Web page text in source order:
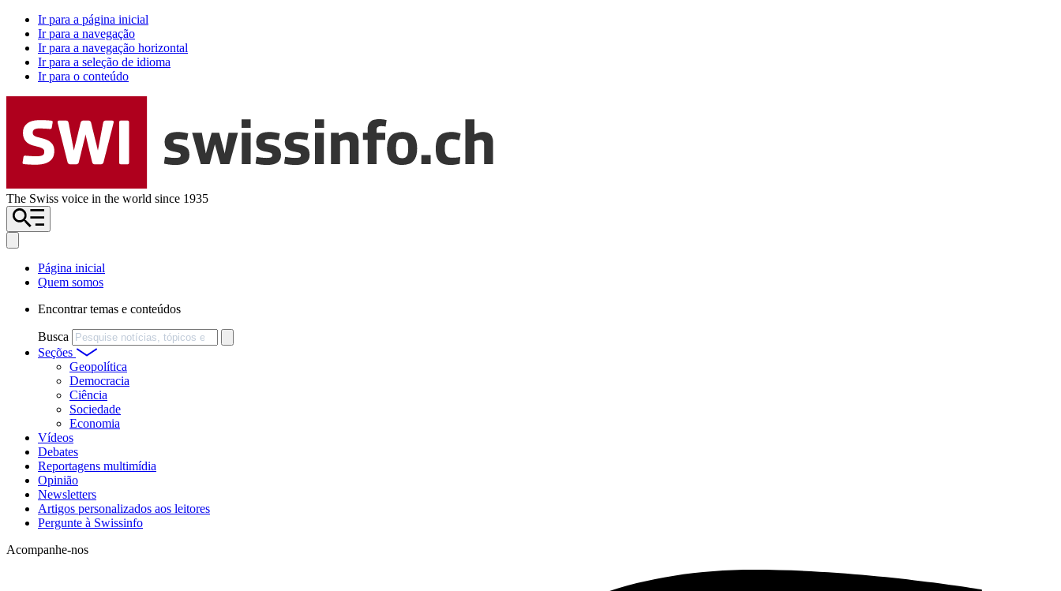
Ir para a página inicial
Ir para a navegação
Ir para a navegação horizontal
Ir para a seleção de idioma
Ir para o conteúdo
The Swiss voice in the world since 1935
Página inicial
Quem somos
Encontrar temas e conteúdos
Busca
Seções
Geopolítica
Democracia
Ciência
Sociedade
Economia
Vídeos
Debates
Reportagens multimídia
Opinião
Newsletters
Artigos personalizados aos leitores
Pergunte à Swissinfo
Acompanhe-nos